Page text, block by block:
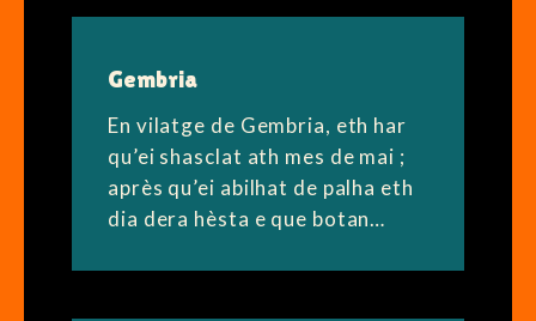
Gembria
En vilatge de Gembria, eth har
qu’ei shasclat ath mes de mai ;
après qu’ei abilhat de palha eth
dia dera hèsta e que botan…